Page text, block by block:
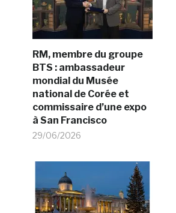
RM, membre du groupe
BTS : ambassadeur
mondial du Musée
national de Corée et
commissaire d’une expo
à San Francisco
29/06/2026